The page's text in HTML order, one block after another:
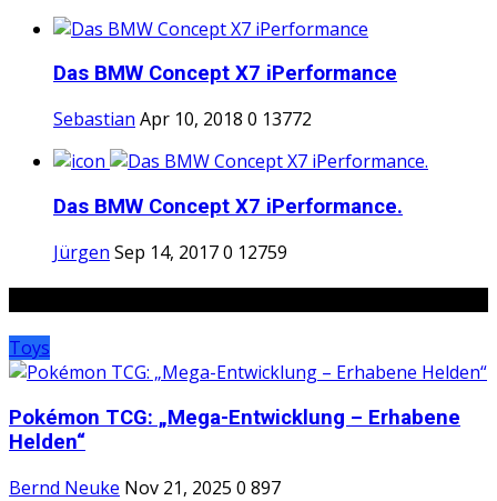
Das BMW Concept X7 iPerformance
Sebastian Apr 10, 2018 0 13772
Das BMW Concept X7 iPerformance.
Jürgen Sep 14, 20170 12759
Toys
Pokémon TCG: „Mega-Entwicklung – Erhabene
Helden“
Bernd Neuke Nov 21, 2025 0 897